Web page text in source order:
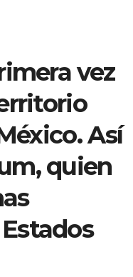
vez
Así
quien